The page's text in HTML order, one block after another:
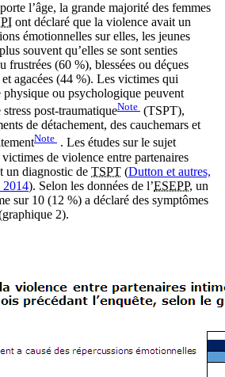
l’âge, la grande majorité des femmes
ont déclaré que la violence avait un
émotionnelles sur elles, les jeunes
souvent qu’elles se sont senties
frustrées (60 %), blessées ou déçues
agacées (44 %). Les victimes qui
physique ou psychologique peuvent
post-traumatiqueNote (TSPT),
de détachement, des cauchemars et
Note . Les études sur le sujet
de violence entre partenaires
un diagnostic de TSPT (Dutton et autres,
2014). Selon les données de l’ESEPP, un
sur 10 (12 %) a déclaré des symptômes
2).